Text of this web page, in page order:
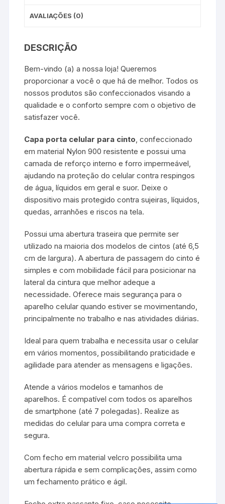
AVALIAÇÕES (0)
DESCRIÇÃO
Bem-vindo (a) a nossa loja! Queremos
proporcionar a você o que há de melhor. Todos os
nossos produtos são confeccionados visando a
qualidade e o conforto sempre com o objetivo de
satisfazer você.
Capa porta celular para cinto, confeccionado
em material Nylon 900 resistente e possui uma
camada de reforço interno e forro impermeável,
ajudando na proteção do celular contra respingos
de água, líquidos em geral e suor. Deixe o
dispositivo mais protegido contra sujeiras, líquidos,
quedas, arranhões e riscos na tela.
Possui uma abertura traseira que permite ser
utilizado na maioria dos modelos de cintos (até 6,5
cm de largura). A abertura de passagem do cinto é
simples e com mobilidade fácil para posicionar na
lateral da cintura que melhor adeque a
necessidade. Oferece mais segurança para o
aparelho celular quando estiver se movimentando,
principalmente no trabalho e nas atividades diárias.
Ideal para quem trabalha e necessita usar o celular
em vários momentos, possibilitando praticidade e
agilidade para atender as mensagens e ligações.
Atende a vários modelos e tamanhos de
aparelhos. É compatível com todos os aparelhos
de smartphone (até 7 polegadas). Realize as
medidas do celular para uma compra correta e
segura.
Com fecho em material velcro possibilita uma
abertura rápida e sem complicações, assim como
um fechamento prático e ágil.